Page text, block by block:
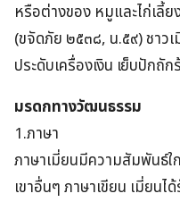
หรือต่างของ หมูและไก่เลี้ย
(ขจัดภัย ๒๕๓๘, น.๕๙) ชาว
ประดับเครื่องเงิน เย็บปักถั
มรดกทางวัฒนธรรม
1.ภาษา
ภาษาเมี่ยนมีความสัมพันธ์ใ
เขาอื่นๆ ภาษาเขียน เมี่ยน